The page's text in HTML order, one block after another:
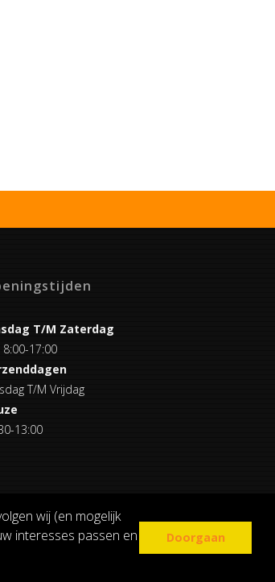
wij (en mogelijk
interesses passen en
Doorgaan
T/M Zaterdag
8:00-17:00
T/M Vrijdag
13:00